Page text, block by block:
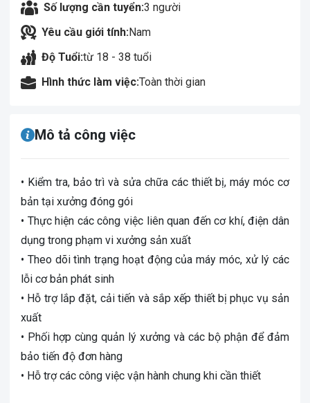
Số lượng cần tuyển:3 người
Yêu cầu giới tính:Nam
Độ Tuổi:từ 18 - 38 tuổi
Hình thức làm việc:Toàn thời gian
Mô tả công việc
• Kiểm tra, bảo trì và sửa chữa các thiết bị, máy móc cơ
bản tại xưởng đóng gói
• Thực hiện các công việc liên quan đến cơ khí, điện dân
dụng trong phạm vi xưởng sản xuất
• Theo dõi tình trạng hoạt động của máy móc, xử lý các
lỗi cơ bản phát sinh
• Hỗ trợ lắp đặt, cải tiến và sắp xếp thiết bị phục vụ sản
xuất
• Phối hợp cùng quản lý xưởng và các bộ phận để đảm
bảo tiến độ đơn hàng
• Hỗ trợ các công việc vận hành chung khi cần thiết